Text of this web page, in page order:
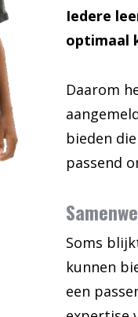
Iedere
optimaal
Daarom
bieden
passend
Soms
kunnen
een